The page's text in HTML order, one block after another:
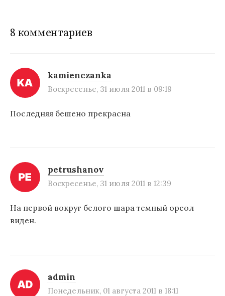
г
и
я
п
а
п
с
8 комментариев
kamienczanka
Воскресенье, 31 июля 2011 в 09:19
Последняя бешено прекрасна
petrushanov
Воскресенье, 31 июля 2011 в 12:39
На первой вокруг белого шара темный ореол
виден.
admin
Понедельник, 01 августа 2011 в 18:11